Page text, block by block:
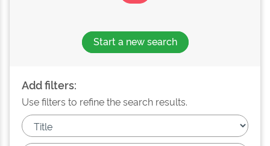
Start a new search
Add filters:
Use filters to refine the search results.